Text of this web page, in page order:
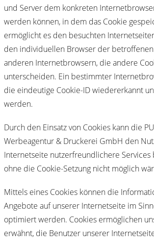
und Server dem konkreten
werden können, in dem das Cookie
ermöglicht es den besuchten
den individuellen Browser der betroffenen
anderen Internetbrowsern, die andere
unterscheiden. Ein bestimmter
die eindeutige Cookie-ID wiedererkannt
werden.
Durch den Einsatz von Cookies kann die
Werbeagentur & Druckerei GmbH den
Internetseite nutzerfreundlichere
ohne die Cookie-Setzung nicht möglich
Mittels eines Cookies können die
Angebote auf unserer Internetseite im
optimiert werden. Cookies ermöglichen
erwähnt, die Benutzer unserer